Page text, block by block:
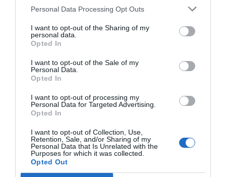
Personal Data Processing Opt Outs
I want to opt-out of the Sharing of my
personal data.
Opted In
I want to opt-out of the Sale of my
Personal Data.
Opted In
I want to opt-out of processing my
Personal Data for Targeted Advertising.
Opted In
I want to opt-out of Collection, Use,
Retention, Sale, and/or Sharing of my
Personal Data that Is Unrelated with the
Purposes for which it was collected.
Opted Out